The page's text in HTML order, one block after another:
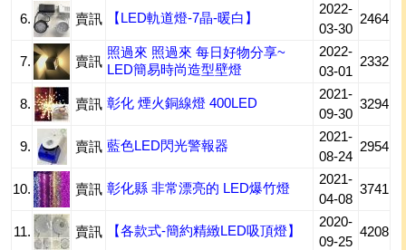
6. 賣訊 【LED軌道燈-7晶-暖白】
2022-
03-30
2464
7. 賣訊
照過來 照過來 每日好物分享~
LED簡易時尚造型壁燈
2022-
03-01
2332
8. 賣訊 彰化 煙火銅線燈 400LED
2021-
09-30
3294
9. 賣訊 藍色LED閃光警報器
2021-
08-24
2954
10. 賣訊 彰化縣 非常漂亮的 LED爆竹燈
2021-
04-08
3741
11. 賣訊 【各款式-簡約精緻LED吸頂燈】
2020-
09-25
4208